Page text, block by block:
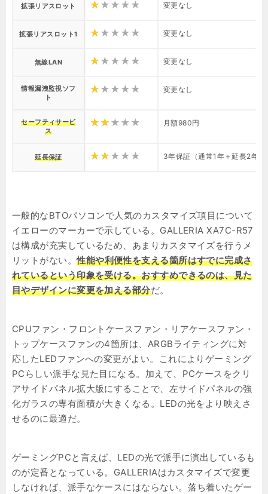
拡張リアスロット 変更なし
拡張リアスロット1 変更なし
無線LAN 変更なし
情報漏洩監視ソフ
ト
変更なし
セーフティサービ
ス
月額980円
延長保証 3年保証（通常1年＋延長2年
一般的なBTOパソコンで人気のカスタマイズ項目について
イエローのマーカーで示している。GALLERIA XA7C-R57
は構成が充実しているため、あまりカスタマイズを行うメ
リットがない。性能や利便性を支える箇所はすでに完成さ
れているという印象を受ける。おすすめできるのは、見た
目やデザインに変更を加える部分だ。
CPUファン・フロントケースファン・リアケースファン・
トップケースファンの4箇所は、ARGBライティングに対
応したLEDファンへの変更がよい。これによりゲーミング
PCらしい派手な見た目になる。加えて、PCケースをクリ
アサイドパネル拡大版にすることで、左サイドパネルの強
化ガラスの専有面積が大きくなる。LEDの光をより映えさ
せるのに最適だ。
ゲーミングPCと言えば、LEDの光で派手に演出しているも
のが定番となっている。GALLERIAはカスタマイズで変更
しなければ、派手なケースにはならない。落ち着いたゲー